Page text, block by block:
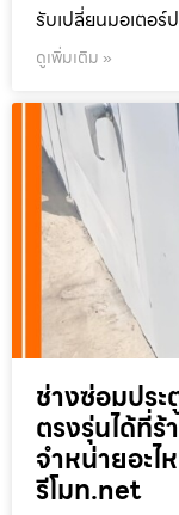
รับเปลี่ยนมอเตอร์
ดูเพิ่มเติม »
ช่างซ่อมประ
ตรงรุ่นได้ที่ร้
จำหน่ายอะไ
รีโมท.net